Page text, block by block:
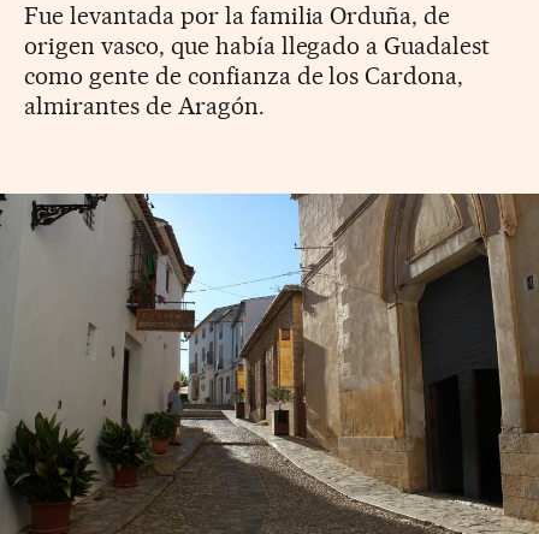
Fue levantada por la familia Orduña, de
origen vasco, que había llegado a Guadalest
como gente de confianza de los Cardona,
almirantes de Aragón.